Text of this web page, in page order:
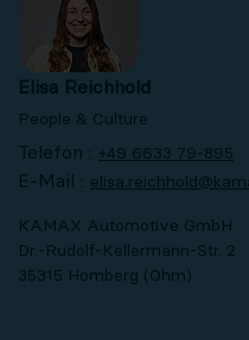
Elisa Reichhold
People & Culture
Telefon : +49 6633 79-895
E-Mail :
KAMAX Automotive GmbH
Dr.-Rudolf-Kellermann-Str. 2
35315 Homberg (Ohm)